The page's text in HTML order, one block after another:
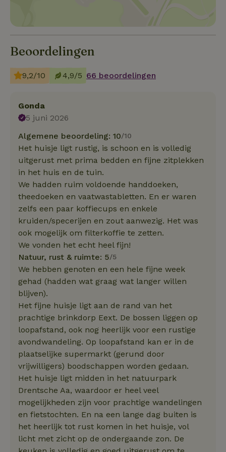
Beoordelingen
9,2/10 4,9/5 66 beoordelingen
Gonda
5 juni 2026
Algemene beoordeling: 10/10
Het huisje ligt rustig, is schoon en is volledig
uitgerust met prima bedden en fijne zitplekken
in het huis en de tuin.
We hadden ruim voldoende handdoeken,
theedoeken en vaatwastabletten. En er waren
zelfs een paar koffiecups en enkele
kruiden/specerijen en zout aanwezig. Het was
ook mogelijk om filterkoffie te zetten.
We vonden het echt heel fijn!
Natuur, rust & ruimte: 5/5
We hebben genoten en een hele fijne week
gehad (hadden wat graag wat langer willen
blijven).
Het fijne huisje ligt aan de rand van het
prachtige brinkdorp Eext. De bossen liggen op
loopafstand, ook nog heerlijk voor een rustige
avondwandeling. Op loopafstand kan er in de
plaatselijke supermarkt (gerund door
vrijwilligers) boodschappen worden gedaan.
Het huisje ligt midden in het natuurpark
Drentsche Aa, waardoor er heel veel
mogelijkheden zijn voor prachtige wandelingen
en fietstochten. En na een lange dag buiten is
het heerlijk tot rust komen in het huisje, vol
licht met zicht op de ondergaande zon. De